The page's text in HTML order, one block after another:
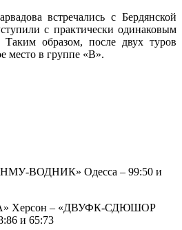
встречались с Бердянской
с практически одинаковым
образом, после двух туров
место в группе «В».
ВОДНИК» Одесса – 99:50 и
Херсон – «ДВУФК-СДЮШОР
и 65:73